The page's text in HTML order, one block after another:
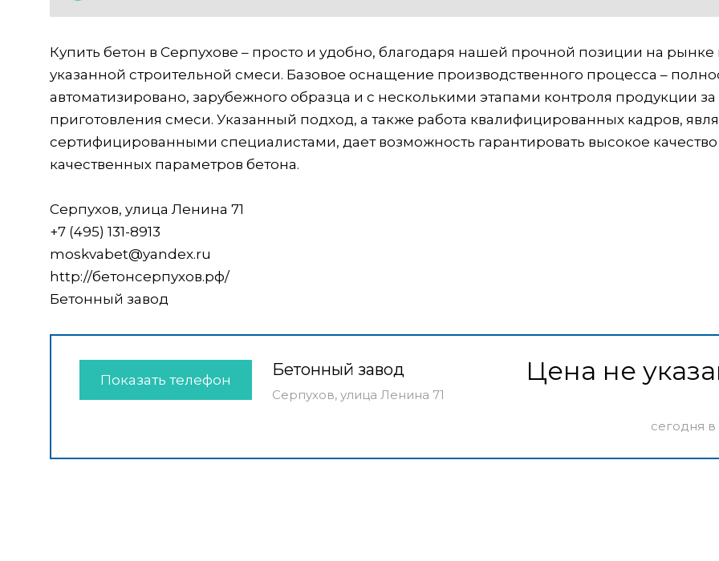
Купить бетон в Серпухове – просто и удобно, благодаря нашей прочной позиции на
указанной строительной смеси. Базовое оснащение производственного процесса –
автоматизировано, зарубежного образца и с несколькими этапами контроля продукции
приготовления смеси. Указанный подход, а также работа квалифицированных кадров,
сертифицированными специалистами, дает возможность гарантировать высокое качество
качественных параметров бетона.
Серпухов, улица Ленина 71
+7 (495) 131-8913
moskvabet@yandex.ru
http://бетонсерпухов.рф/
Бетонный завод
Показать телефон
Бетонный завод
Серпухов, улица Ленина 71
Цена не
сегодня в